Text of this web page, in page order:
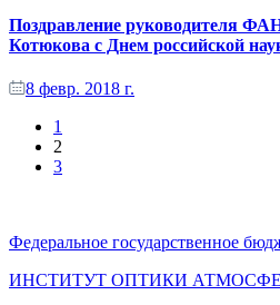
Поздравление руководителя
Котюкова с Днем российской
8 февр. 2018 г.
1
2
3
Федеральное государственное
ИНСТИТУТ ОПТИКИ